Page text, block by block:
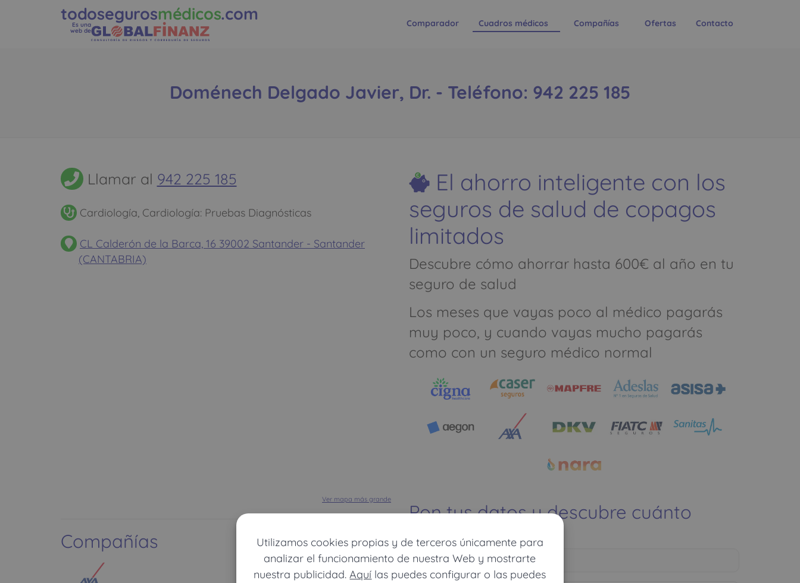
Utilizamos cookies propias y de terceros únicamente para
analizar el funcionamiento de nuestra Web y mostrarte
nuestra publicidad.Aquí las puedes configurar o las puedes
todosegurosmédicos.com
Es una
web de
Comparador Cuadros médicos Compañías Ofertas Contacto
Doménech Delgado Javier, Dr. - Teléfono: 942 225 185
Llamar al 942 225 185
Cardiología, Cardiología: Pruebas Diagnósticas
CL Calderón de la Barca, 16 39002 Santander - Santander
(CANTABRIA)
Ver mapa más grande
Compañías
El ahorro inteligente con los
seguros de salud de copagos
limitados
Descubre cómo ahorrar hasta 600€ al año en tu
seguro de salud
Los meses que vayas poco al médico pagarás
muy poco, y cuando vayas mucho pagarás
como con un seguro médico normal
Pon tus datos y descubre cuánto
dinero ahorrarías